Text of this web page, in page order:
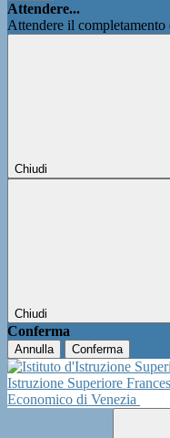
Attendere...
Attendere il completamento
Chiudi
Chiudi
Conferma
Annulla Conferma
Istruzione Superiore
Economico di Venezia